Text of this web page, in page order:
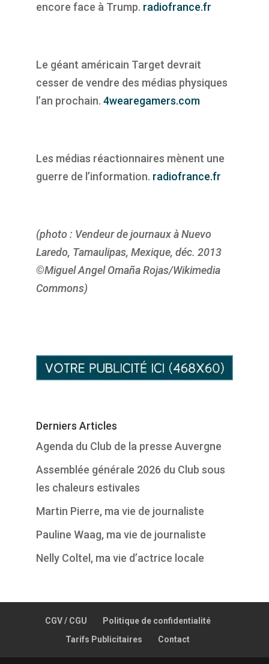
encore face à Trump. radiofrance.fr
Le géant américain Target devrait
cesser de vendre des médias physiques
l’an prochain. 4wearegamers.com
Les médias réactionnaires mènent une
guerre de l’information. radiofrance.fr
(photo : Vendeur de journaux à Nuevo
Laredo, Tamaulipas, Mexique, déc. 2013
©Miguel Angel Omaña Rojas/Wikimedia
Commons)
Derniers Articles
Agenda du Club de la presse Auvergne
Assemblée générale 2026 du Club sous
les chaleurs estivales
Martin Pierre, ma vie de journaliste
Pauline Waag, ma vie de journaliste
Nelly Coltel, ma vie d’actrice locale
CGV / CGU
Politique de confidentialité
Tarifs Publicitaires
Contact